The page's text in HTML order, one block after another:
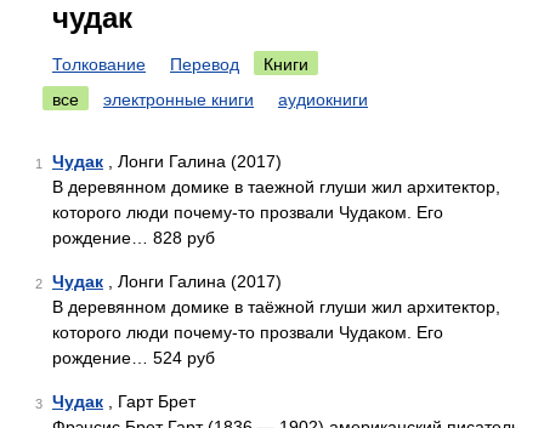
чудак
Толкование Перевод
Книги
все
электронные книги аудиокниги
1 Чудак , Лонги Галина (2017)
В деревянном домике в таежной глуши жил архитектор,
которого люди почему-то прозвали Чудаком. Его
рождение… 828 руб
2 Чудак , Лонги Галина (2017)
В деревянном домике в таёжной глуши жил архитектор,
которого люди почему-то прозвали Чудаком. Его
рождение… 524 руб
3 Чудак , Гарт Брет